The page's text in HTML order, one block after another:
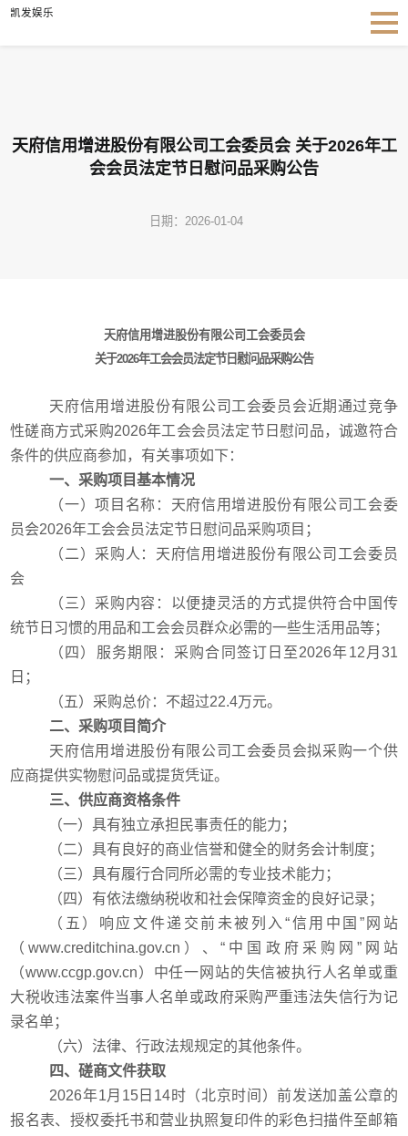
天府信用增进股份有限公司工会委员会 关于2026年工会会员法定节日慰问品采购公
凯发娱乐
天府信用增进股份有限公司工会委员会 关于2026年工
会会员法定节日慰问品采购公告
日期：2026-01-04
天府信用增进股份有限公司工会委员会
关于2026年工会会员法定节日慰问品采购公告
天府信用增进股份有限公司 工会委员会近期通过竞争
性磋商方式采购2026年工会会员法定节日慰问品，诚邀符合
条件的供应商参加 ，有关事项如下：
一、采购项目基本情况
（一）项目名称： 天府信用增进股份有限公司工会委
员会2026年工会会员法定节日慰问品采购项目 ；
（二）采购人：天府信用增进股份有限公司工会委员
会
（三） 采购内容： 以便捷灵活的方式提供符合中国传
统节日习惯的用品和工会会员群众必需的一些生活用品等；
（四）服务期限：采购合同签订日至2026年12 月 31
日；
（五）采购总价：不超过22.4万元。
二、采购项目简介
天府信用增进股份有限公司工会委员会拟采购一个供
应商提供实物慰问品或提货凭证。
三、供应商资格条件
（一）具有独立承担民事责任的能力；
（二）具有良好的商业信誉和健全的财务会计制度；
（三）具有履行合同所必需的专业技术能力；
（四）有依法缴纳税收和社会保障资金的良好记录；
（五）
响应文件递交前未被列入 “信用中国 ”网站
（www.creditchina.gov.cn ） 、“ 中国政府采购网 ”网站
（www.ccgp.gov.cn） 中任一网站的失信被执行人名单或重
大税收违法案件当事人名单或政府采购严重违法失信行为记
录名单；
（六）法律、行政法规规定的其他条件。
四、磋商文件获取
2026年1月 15日 14时（北京时间）前发送加盖公章的
报名表、授权委托书和营业执照复印件的彩色扫描件至邮箱